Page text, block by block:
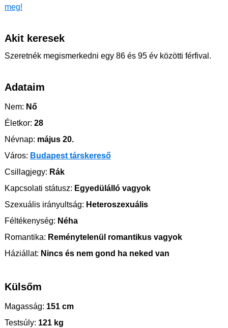
meg!
Akit keresek
Szeretnék megismerkedni egy 86 és 95 év közötti férfival.
Adataim
Nem: Nő
Életkor: 28
Névnap: május 20.
Város: Budapest társkereső
Csillagjegy: Rák
Kapcsolati státusz: Egyedülálló vagyok
Szexuális irányultság: Heteroszexuális
Féltékenység: Néha
Romantika: Reménytelenül romantikus vagyok
Háziállat: Nincs és nem gond ha neked van
Külsőm
Magasság: 151 cm
Testsúly: 121 kg